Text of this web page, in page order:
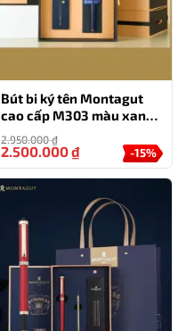
Bút bi ký tên Montagut
cao cấp M303 màu xanh
navy
2.950.000₫
-15%
2.500.000₫